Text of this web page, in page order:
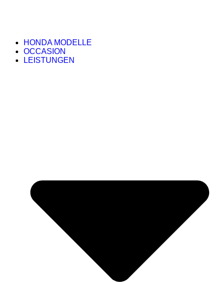
HONDA MODELLE
OCCASION
LEISTUNGEN